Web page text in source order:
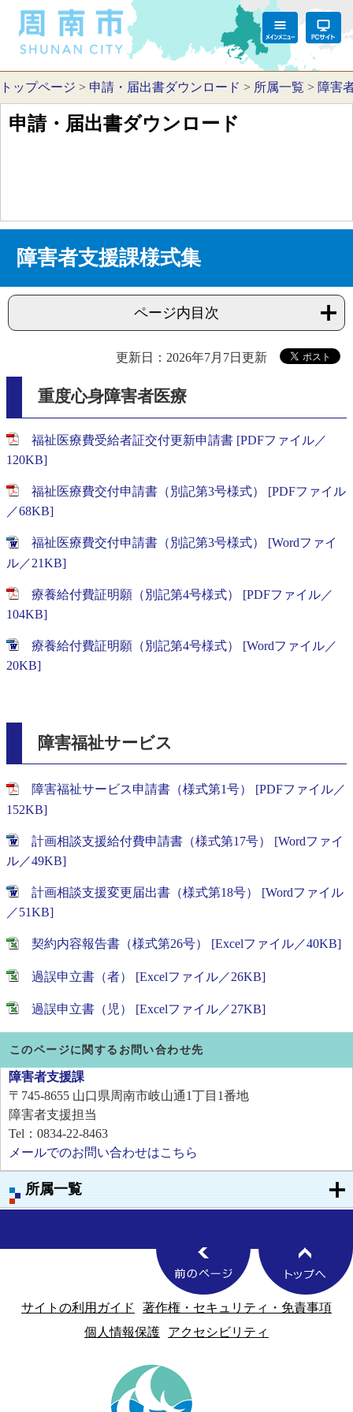
トップページ > 申請・届出書ダウンロード > 所属一覧 > 障害
申請・届出書ダウンロード
所属一覧
障害者支援課様式集
ページ内目次
更新日：2026年7月7日更新
重度心身障害者医療
福祉医療費受給者証交付更新申請書 [PDFファイル／
120KB]
福祉医療費交付申請書（別記第3号様式） [PDFファイル
／68KB]
福祉医療費交付申請書（別記第3号様式） [Wordファイ
ル／21KB]
療養給付費証明願（別記第4号様式） [PDFファイル／
104KB]
療養給付費証明願（別記第4号様式） [Wordファイル／
20KB]
障害福祉サービス
障害福祉サービス申請書（様式第1号） [PDFファイル／
152KB]
計画相談支援給付費申請書（様式第17号） [Wordファイ
ル／49KB]
計画相談支援変更届出書（様式第18号） [Wordファイル
／51KB]
契約内容報告書（様式第26号） [Excelファイル／40KB]
過誤申立書（者） [Excelファイル／26KB]
過誤申立書（児） [Excelファイル／27KB]
このページに関するお問い合わせ先
障害者支援課
〒745-8655 山口県周南市岐山通1丁目1番地
障害者支援担当
Tel：0834-22-8463
メールでのお問い合わせはこちら
サイトの利用ガイド
著作権・セキュリティ・免責事項
個人情報保護
アクセシビリティ